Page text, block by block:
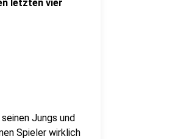
letzten vier
Jungs und
Spieler wirklich